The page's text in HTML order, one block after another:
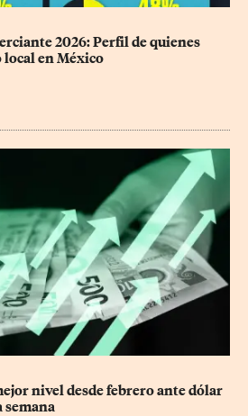
2026: Perfil de quienes
en México
nivel desde febrero ante dólar
semana